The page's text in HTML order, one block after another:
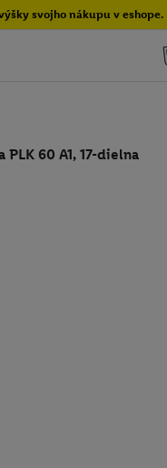
svojho nákupu v eshope.
PLK 60 A1, 17-dielna